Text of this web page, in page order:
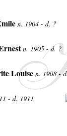
n. 1904 - d. ?
n. 1905 - d. ?
Louise n. 1908 -
- d. 1911